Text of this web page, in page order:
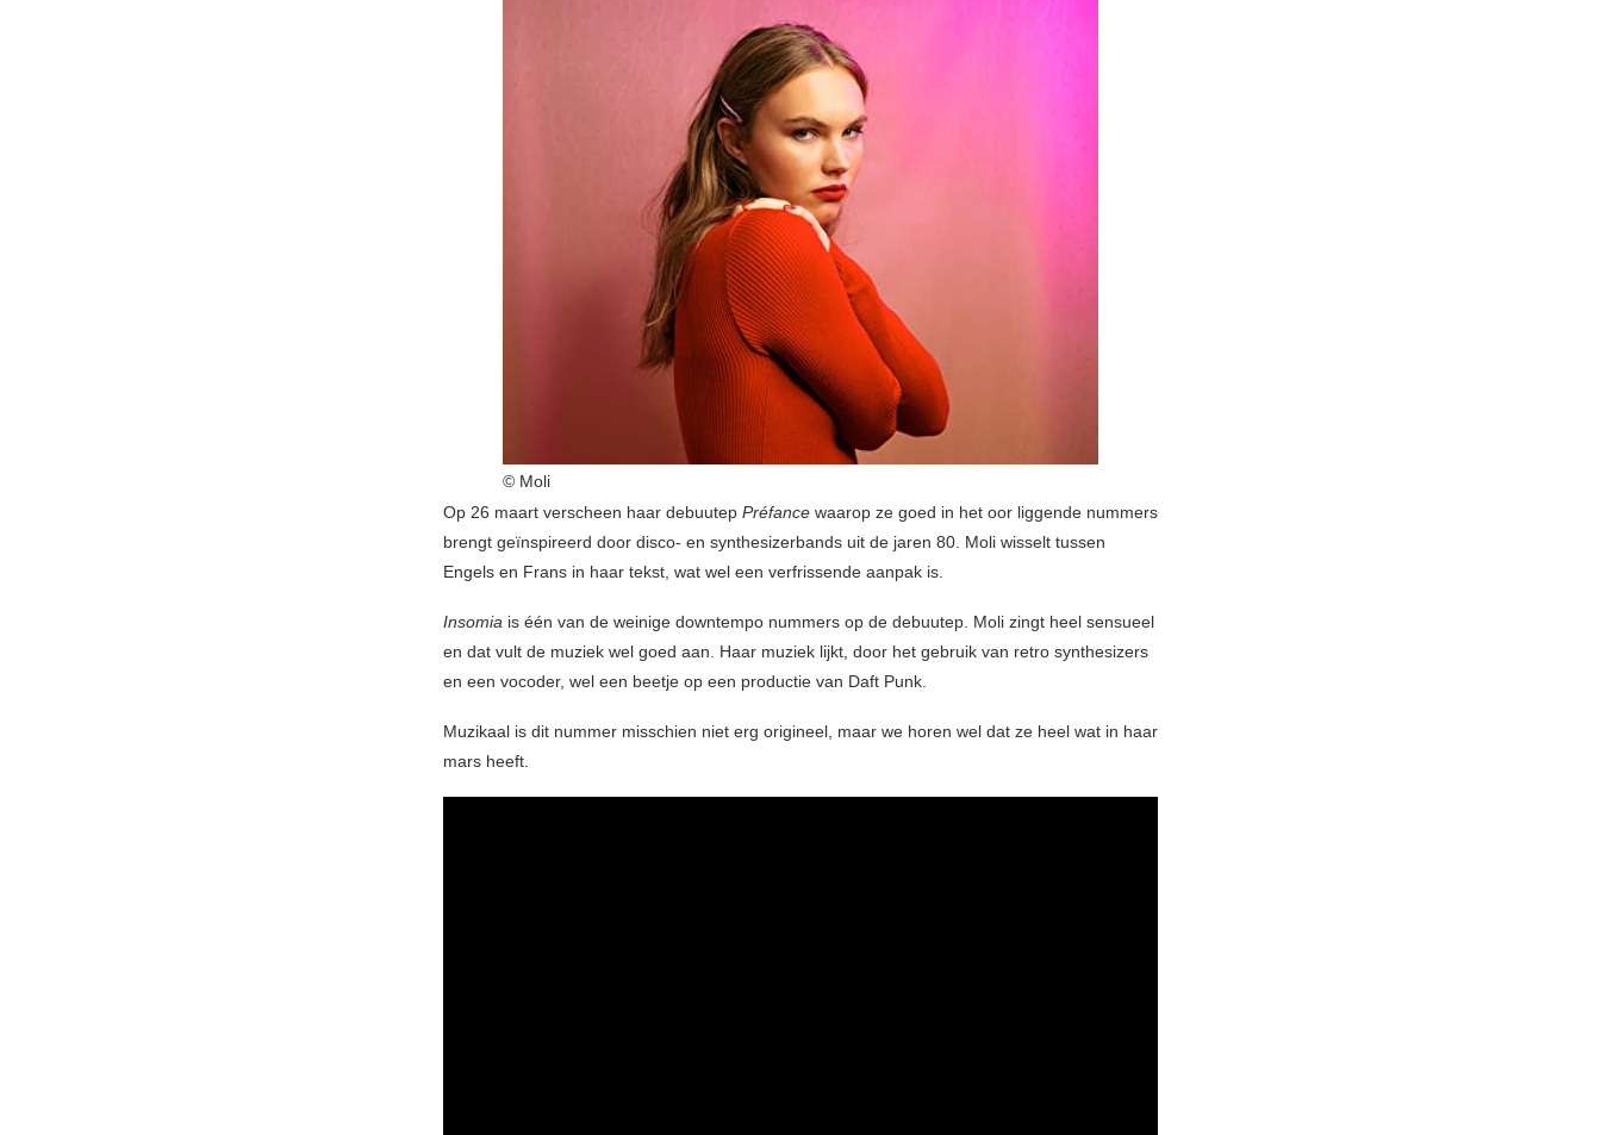
© Moli
Op 26 maart verscheen haar debuutep Préfance waarop ze goed in het oor liggende nummers
brengt geïnspireerd door disco- en synthesizerbands uit de jaren 80. Moli wisselt tussen
Engels en Frans in haar tekst, wat wel een verfrissende aanpak is.
Insomia is één van de weinige downtempo nummers op de debuutep. Moli zingt heel sensueel
en dat vult de muziek wel goed aan. Haar muziek lijkt, door het gebruik van retro synthesizers
en een vocoder, wel een beetje op een productie van Daft Punk.
Muzikaal is dit nummer misschien niet erg origineel, maar we horen wel dat ze heel wat in haar
mars heeft.